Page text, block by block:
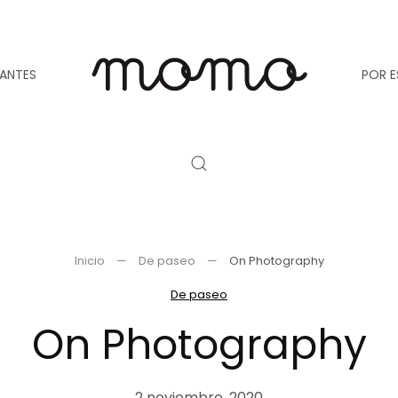
POR
Inicio De paseo
On Photography
De paseo
On Photography